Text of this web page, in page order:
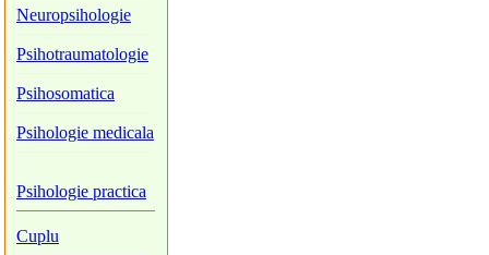
Neuropsihologie
Psihotraumatologie
Psihosomatica
Psihologie medicala
Psihologie practica
Cuplu